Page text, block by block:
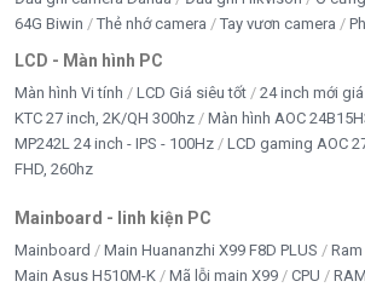
64G Biwin
Thẻ nhớ camera Tay vươn camera
LCD - Màn hình PC
Màn hình Vi tính LCD Giá siêu tốt 24 inch mới
KTC 27 inch, 2K/QH 300hz
Màn hình AOC
MP242L 24 inch - IPS - 100Hz
LCD gaming AOC
FHD, 260hz
Mainboard - linh kiện PC
Mainboard Main Huananzhi X99 F8D PLUS
Main Asus H510M-K
Mã lỗi main X99 CPU RAM